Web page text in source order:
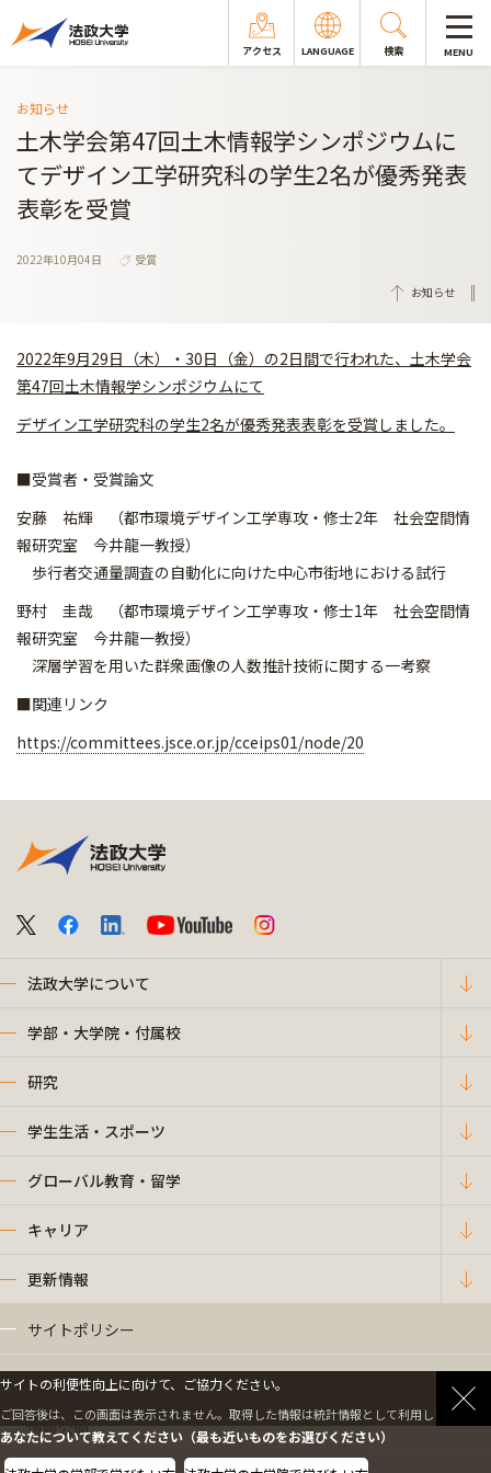
アクセス LANGUAGE 検索 MENU
お知らせ
土木学会第47回土木情報学シンポジウムに
てデザイン工学研究科の学生2名が優秀発表
表彰を受賞
2022年10月04日
受賞
お知らせ
2022年9月29日（木）・30日（金）の2日間で行われた、土木学会
第47回土木情報学シンポジウムにて
デザイン工学研究科の学生2名が優秀発表表彰を受賞しました。
■受賞者・受賞論文
安藤 祐輝 （都市環境デザイン工学専攻・修士2年 社会空間情
報研究室 今井龍一教授）
歩行者交通量調査の自動化に向けた中心市街地における試行
野村 圭哉 （都市環境デザイン工学専攻・修士1年 社会空間情
報研究室 今井龍一教授）
深層学習を用いた群衆画像の人数推計技術に関する一考察
■関連リンク
https://committees.jsce.or.jp/cceips01/node/20
法政大学について
学部・大学院・付属校
研究
学生生活・スポーツ
グローバル教育・留学
キャリア
更新情報
サイトポリシー
プライバシーポリシー
情報公開
サイトの利便性向上に向けて、ご協力ください。
ご回答後は、この画面は表示されません。取得した情報は統計情報として利用します。
あなたについて教えてください（最も近いものをお選びください）